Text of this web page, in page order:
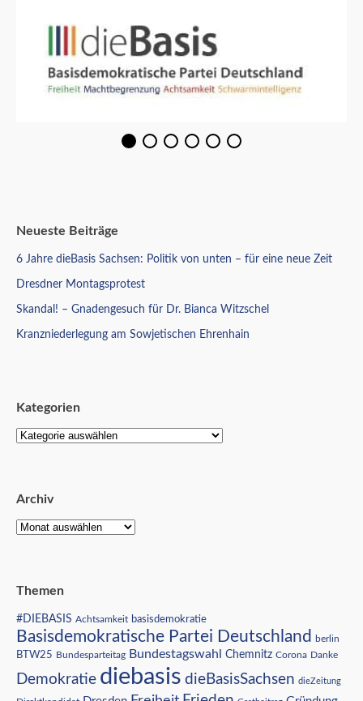
Neueste Beiträge
6 Jahre dieBasis Sachsen: Politik von unten – für eine neue Zeit
Dresdner Montagsprotest
Skandal! – Gnadengesuch für Dr. Bianca Witzschel
Kranzniederlegung am Sowjetischen Ehrenhain
Kategorien
Archiv
Themen
#DIEBASIS Achtsamkeit basisdemokratie
Basisdemokratische Partei Deutschland berlin
BTW25 Bundesparteitag Bundestagswahl Chemnitz Corona Danke
Demokratie diebasis dieBasisSachsen dieZeitung